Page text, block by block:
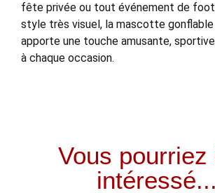
fête privée ou tout événement de
style très visuel, la mascotte
apporte une touche amusante,
à chaque occasion.
Vous pourriez
intéressé...